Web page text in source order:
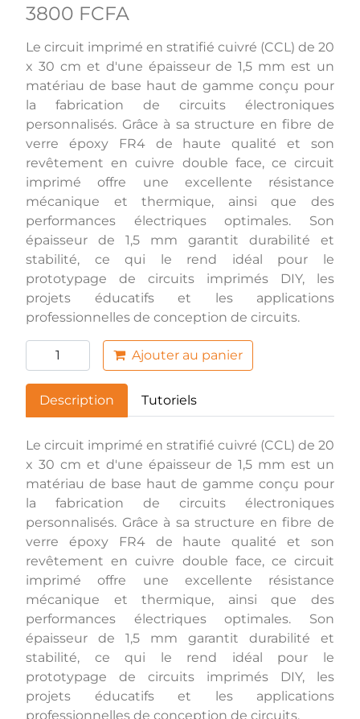
3800 FCFA
Le circuit imprimé en stratifié cuivré (CCL) de 20
x 30 cm et d'une épaisseur de 1,5 mm est un
matériau de base haut de gamme conçu pour
la fabrication de circuits électroniques
personnalisés. Grâce à sa structure en fibre de
verre époxy FR4 de haute qualité et son
revêtement en cuivre double face, ce circuit
imprimé offre une excellente résistance
mécanique et thermique, ainsi que des
performances électriques optimales. Son
épaisseur de 1,5 mm garantit durabilité et
stabilité, ce qui le rend idéal pour le
prototypage de circuits imprimés DIY, les
projets éducatifs et les applications
professionnelles de conception de circuits.
Ajouter au panier
Description Tutoriels
Le circuit imprimé en stratifié cuivré (CCL) de 20
x 30 cm et d'une épaisseur de 1,5 mm est un
matériau de base haut de gamme conçu pour
la fabrication de circuits électroniques
personnalisés. Grâce à sa structure en fibre de
verre époxy FR4 de haute qualité et son
revêtement en cuivre double face, ce circuit
imprimé offre une excellente résistance
mécanique et thermique, ainsi que des
performances électriques optimales. Son
épaisseur de 1,5 mm garantit durabilité et
stabilité, ce qui le rend idéal pour le
prototypage de circuits imprimés DIY, les
projets éducatifs et les applications
professionnelles de conception de circuits.